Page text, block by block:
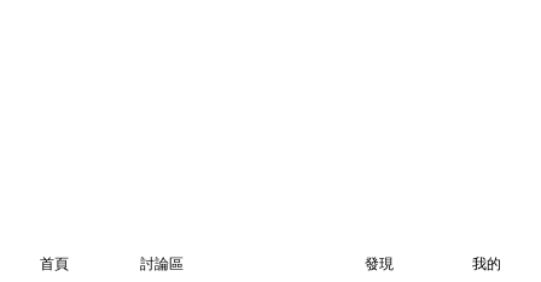
首頁 討論區 發現 我的